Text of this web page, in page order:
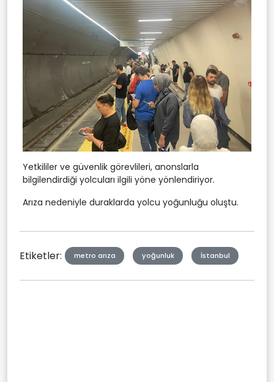
Yetkililer ve güvenlik görevlileri, anonslarla
bilgilendirdiği yolcuları ilgili yöne yönlendiriyor.
Arıza nedeniyle duraklarda yolcu yoğunluğu oluştu.
Etiketler: metro arıza yoğunluk İstanbul